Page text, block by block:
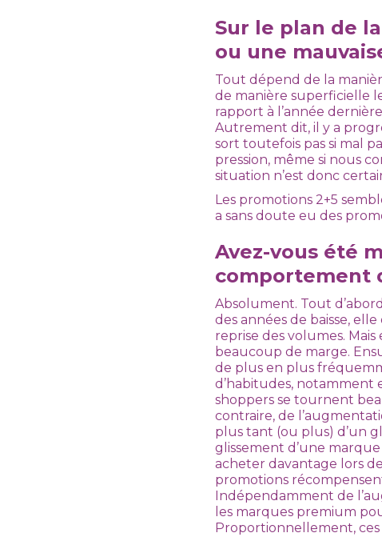
Sur le plan de
ou une
Tout dépend de la
de manière superficielle
rapport à l’année
Autrement dit, il y a
sort toutefois pas si mal
pression, même si nous
situation n’est donc
Les promotions 2+5
a sans doute eu des
Avez-vous été
comportement
Absolument. Tout
des années de baisse,
reprise des volumes. Mais
beaucoup de marge.
de plus en plus
d’habitudes, notamment
shoppers se tournent
contraire, de
plus tant (ou plus) d’un
glissement d’une
acheter davantage lors
promotions
Indépendamment de
les marques premium
Proportionnellement,